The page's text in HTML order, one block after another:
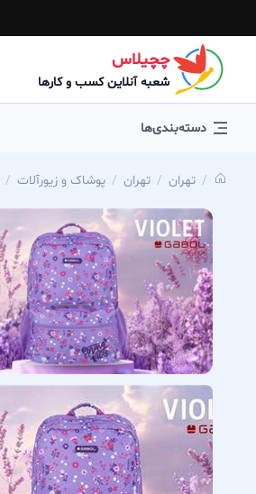
چچیلاس
شعبه آنلاین کسب و کارها
دسته‌بندی‌ها
تهران تهران پوشاک و زیورآلات